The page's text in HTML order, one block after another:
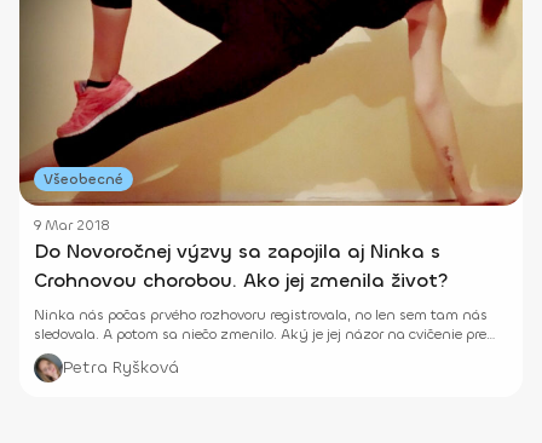
Všeobecné
9 Mar 2018
Do Novoročnej výzvy sa zapojila aj Ninka s
Crohnovou chorobou. Ako jej zmenila život?
Ninka nás počas prvého rozhovoru registrovala, no len sem tam nás
sledovala. A potom sa niečo zmenilo. Aký je jej názor na cvičenie pre
ľudí s Crohnovou chorobou?
Petra Ryšková